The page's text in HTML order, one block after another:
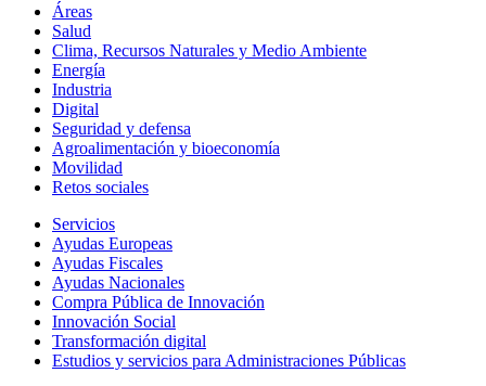
Áreas
Salud
Clima, Recursos Naturales y Medio Ambiente
Energía
Industria
Digital
Seguridad y defensa
Agroalimentación y bioeconomía
Movilidad
Retos sociales
Servicios
Ayudas Europeas
Ayudas Fiscales
Ayudas Nacionales
Compra Pública de Innovación
Innovación Social
Transformación digital
Estudios y servicios para Administraciones Públicas